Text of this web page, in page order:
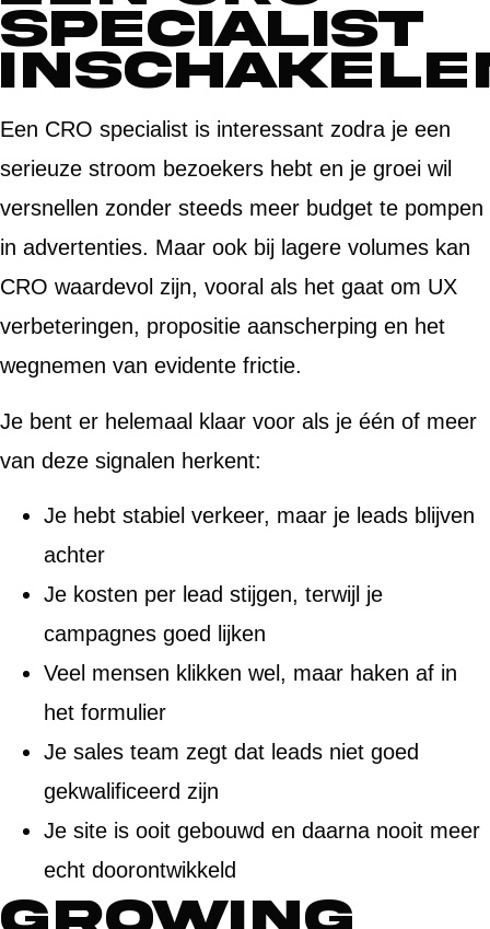
specialist
Een CRO specialist is interessant zodra je een
serieuze stroom bezoekers hebt en je groei wil
versnellen zonder steeds meer budget te pompen
in advertenties. Maar ook bij lagere volumes kan
CRO waardevol zijn, vooral als het gaat om UX
verbeteringen, propositie aanscherping en het
wegnemen van evidente frictie.
Je bent er helemaal klaar voor als je één of meer
van deze signalen herkent:
Je hebt stabiel verkeer, maar je leads blijven
achter
Je kosten per lead stijgen, terwijl je
campagnes goed lijken
Veel mensen klikken wel, maar haken af in
het formulier
Je sales team zegt dat leads niet goed
gekwalificeerd zijn
Je site is ooit gebouwd en daarna nooit meer
echt doorontwikkeld